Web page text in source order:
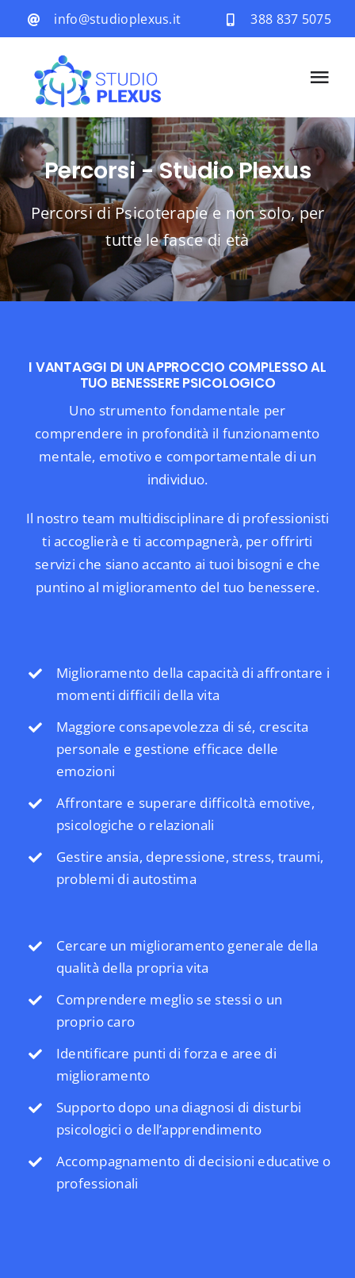
Salta
al
contenuto
info@studioplexus.it 388 837 5075
Home
Chi siamo
Percorsi
La nostra Rete
Blog
Eventi
Contatti
Percorsi - Studio Plexus
Percorsi di Psicoterapie e non solo, per
tutte le fasce di età
I VANTAGGI DI UN APPROCCIO COMPLESSO AL
TUO BENESSERE PSICOLOGICO
Uno strumento fondamentale per
comprendere in profondità il funzionamento
mentale, emotivo e comportamentale di un
individuo.
Il nostro team multidisciplinare di professionisti
ti accoglierà e ti accompagnerà, per offrirti
servizi che siano accanto ai tuoi bisogni e che
puntino al miglioramento del tuo benessere.
Miglioramento della capacità di affrontare i
momenti difficili della vita
Maggiore consapevolezza di sé, crescita
personale e gestione efficace delle
emozioni
Affrontare e superare difficoltà emotive,
psicologiche o relazionali
Gestire ansia, depressione, stress, traumi,
problemi di autostima
Cercare un miglioramento generale della
qualità della propria vita
Comprendere meglio se stessi o un
proprio caro
Identificare punti di forza e aree di
miglioramento
Supporto dopo una diagnosi di disturbi
psicologici o dell’apprendimento
Accompagnamento di decisioni educative o
professionali